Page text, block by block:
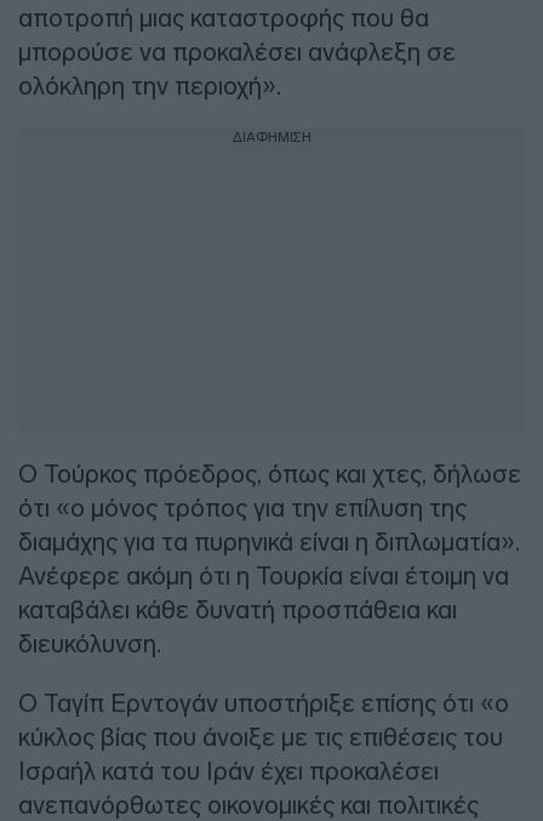
αποτροπή μιας καταστροφής που θα
μπορούσε να προκαλέσει ανάφλεξη σε
ολόκληρη την περιοχή».
ΔΙΑΦΗΜΙΣΗ
Ο Τούρκος πρόεδρος, όπως και χτες, δήλωσε
ότι «ο μόνος τρόπος για την επίλυση της
διαμάχης για τα πυρηνικά είναι η διπλωματία».
Ανέφερε ακόμη ότι η Τουρκία είναι έτοιμη να
καταβάλει κάθε δυνατή προσπάθεια και
διευκόλυνση.
Ο Ταγίπ Ερντογάν υποστήριξε επίσης ότι «ο
κύκλος βίας που άνοιξε με τις επιθέσεις του
Ισραήλ κατά του Ιράν έχει προκαλέσει
ανεπανόρθωτες οικονομικές και πολιτικές